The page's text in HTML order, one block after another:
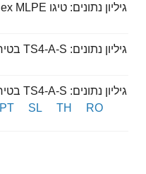
גיליון נתונים: טיגו TS4 Flex MLPE מספרי חלקים
גיליון נתונים: TS4-A-S בטיחות) (אוסטרליה וניו זילנד)
גיליון נתונים: TS4-A-S בטיחות)
RO
TH
SL
PT